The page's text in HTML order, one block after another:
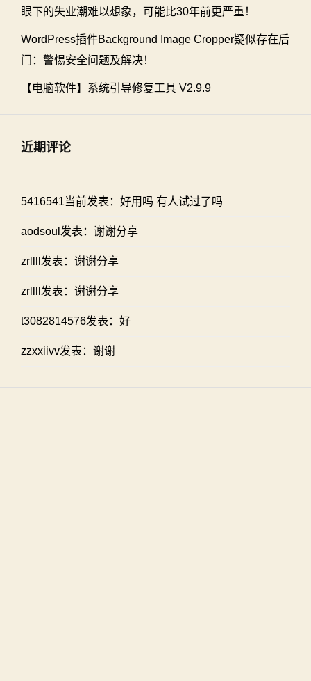
眼下的失业潮难以想象，可能比30年前更严重！
WordPress插件Background Image Cropper疑似存在后
门：警惕安全问题及解决！
【电脑软件】系统引导修复工具 V2.9.9
近期评论
5416541当前发表：好用吗 有人试过了吗
aodsoul发表：谢谢分享
zrllll发表：谢谢分享
zrllll发表：谢谢分享
t3082814576发表：好
zzxxiivv发表：谢谢